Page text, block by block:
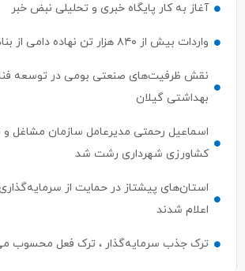
آغاز به کار پایگاه خبری و تحلیلی نبض خبر
واردات بیش از ۸۴۰ هزار تن نهاده دامی از بنادر كاسپین و انزلی
نقش ظرفیت‌های صنعتی بومی در توسعه
بهداشتی گیلان
اسماعیل رحمتی مدیرعامل سازمان مشاغل و
کشاورزی شهرداری رشت شد
استان‌های پیشتاز در حمایت از
اعلام شدند
ترک جذب سرمایه‌گذار ، ترک فعل محسوب